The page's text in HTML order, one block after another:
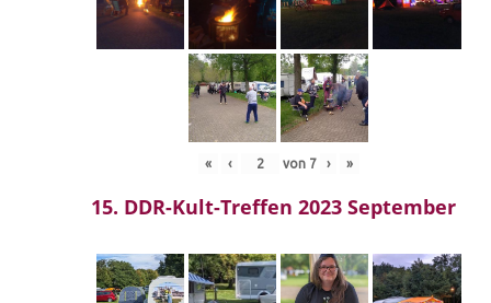
« ‹ von 7 › »
15. DDR-Kult-Treffen 2023 September